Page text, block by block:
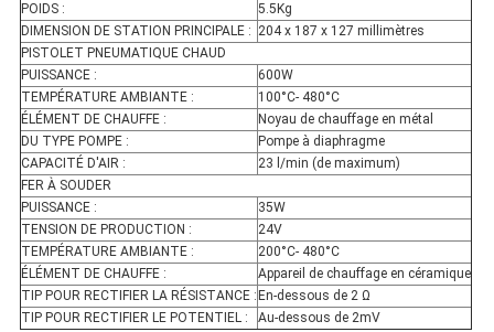
POIDS :
5.5Kg
DIMENSION DE STATION PRINCIPALE : 204 x 187 x 127 millimètres
PISTOLET PNEUMATIQUE CHAUD
PUISSANCE :
600W
TEMPÉRATURE AMBIANTE :
100°C- 480°C
ÉLÉMENT DE CHAUFFE :
Noyau de chauffage en métal
DU TYPE POMPE :
Pompe à diaphragme
CAPACITÉ D'AIR :
23 l/min (de maximum)
FER À SOUDER
PUISSANCE :
35W
TENSION DE PRODUCTION :
24V
TEMPÉRATURE AMBIANTE :
200°C- 480°C
ÉLÉMENT DE CHAUFFE :
Appareil de chauffage en céramique
TIP POUR RECTIFIER LA RÉSISTANCE : En-dessous de 2 Ω
TIP POUR RECTIFIER LE POTENTIEL :
Au-dessous de 2mV